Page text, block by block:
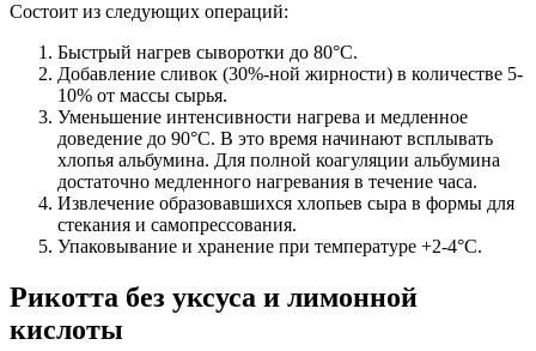
Состоит из следующих операций:
Быстрый нагрев сыворотки до 80°С.
Добавление сливок (30%-ной жирности) в количестве 5-
10% от массы сырья.
Уменьшение интенсивности нагрева и медленное
доведение до 90°С. В это время начинают всплывать
хлопья альбумина. Для полной коагуляции альбумина
достаточно медленного нагревания в течение часа.
Извлечение образовавшихся хлопьев сыра в формы для
стекания и самопрессования.
Упаковывание и хранение при температуре +2-4°С.
Рикотта без уксуса и лимонной
кислоты